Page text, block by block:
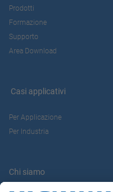
Prodotti
Formazione
Supporto
Area Download
Casi applicativi
Per Applicazione
Per Industria
Chi siamo